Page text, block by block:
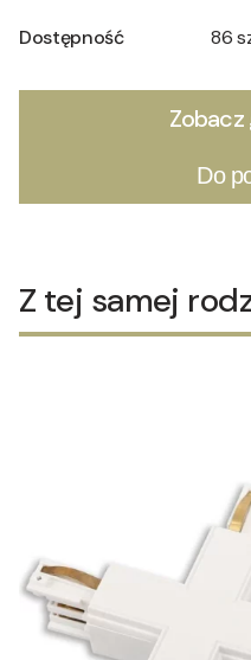
Dostępność 86
Zobacz
Do
Z tej samej